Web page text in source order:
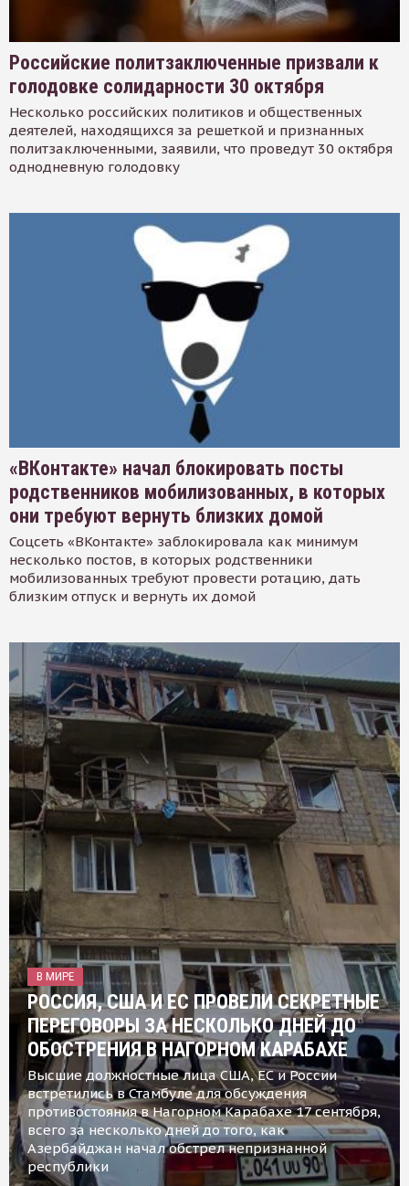
Российские политзаключенные призвали к
голодовке солидарности 30 октября
Несколько российских политиков и общественных
деятелей, находящихся за решеткой и признанных
политзаключенными, заявили, что проведут 30 октября
однодневную голодовку
«ВКонтакте» начал блокировать посты
родственников мобилизованных, в которых
они требуют вернуть близких домой
Соцсеть «ВКонтакте» заблокировала как минимум
несколько постов, в которых родственники
мобилизованных требуют провести ротацию, дать
близким отпуск и вернуть их домой
В МИРЕ
РОССИЯ, США И ЕС ПРОВЕЛИ СЕКРЕТНЫЕ
ПЕРЕГОВОРЫ ЗА НЕСКОЛЬКО ДНЕЙ ДО
ОБОСТРЕНИЯ В НАГОРНОМ КАРАБАХЕ
Высшие должностные лица США, ЕС и России
встретились в Стамбуле для обсуждения
противостояния в Нагорном Карабахе 17 сентября,
всего за несколько дней до того, как
Азербайджан начал обстрел непризнанной
республики